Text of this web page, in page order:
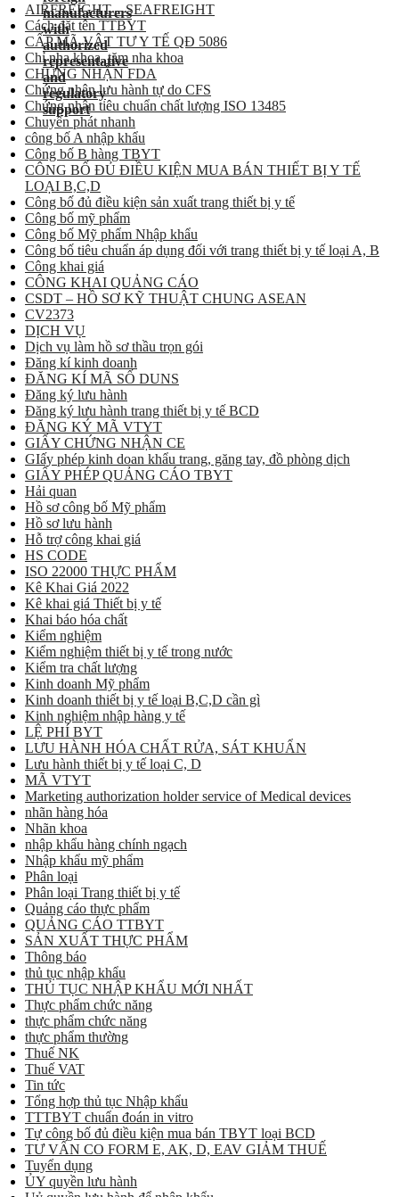
AIRFREIGHT – SEAFREIGHT
Cách đặt tên TTBYT
CẤP MÃ VẬT TƯ Y TẾ QĐ 5086
Chỉ nha khoa, tăm nha khoa
CHỨNG NHẬN FDA
Chứng nhận lưu hành tự do CFS
Chứng nhận tiêu chuẩn chất lượng ISO 13485
Chuyển phát nhanh
công bố A nhập khẩu
Công bố B hàng TBYT
CÔNG BỐ ĐỦ ĐIỀU KIỆN MUA BÁN THIẾT BỊ Y TẾ
LOẠI B,C,D
Công bố đủ điều kiện sản xuất trang thiết bị y tế
Công bố mỹ phẩm
Công bố Mỹ phẩm Nhập khẩu
Công bố tiêu chuẩn áp dụng đối với trang thiết bị y tế loại A, B
Công khai giá
CÔNG KHAI QUẢNG CÁO
CSDT – HỒ SƠ KỸ THUẬT CHUNG ASEAN
CV2373
DỊCH VỤ
Dịch vụ làm hồ sơ thầu trọn gói
Đăng kí kinh doanh
ĐĂNG KÍ MÃ SỐ DUNS
Đăng ký lưu hành
Đăng ký lưu hành trang thiết bị y tế BCD
ĐĂNG KÝ MÃ VTYT
GIẤY CHỨNG NHẬN CE
GIấy phép kinh doan khẩu trang, găng tay, đồ phòng dịch
GIẤY PHÉP QUẢNG CÁO TBYT
Hải quan
Hồ sơ công bố Mỹ phẩm
Hồ sơ lưu hành
Hỗ trợ công khai giá
HS CODE
ISO 22000 THỰC PHẨM
Kê Khai Giá 2022
Kê khai giá Thiết bị y tế
Khai báo hóa chất
Kiểm nghiệm
Kiểm nghiệm thiết bị y tế trong nước
Kiểm tra chất lượng
Kinh doanh Mỹ phẩm
Kinh doanh thiết bị y tế loại B,C,D cần gì
Kinh nghiệm nhập hàng y tế
LỆ PHÍ BYT
LƯU HÀNH HÓA CHẤT RỬA, SÁT KHUẨN
Lưu hành thiết bị y tế loại C, D
MÃ VTYT
Marketing authorization holder service of Medical devices
nhãn hàng hóa
Nhãn khoa
nhập khẩu hàng chính ngạch
Nhập khẩu mỹ phẩm
Phân loại
Phân loại Trang thiết bị y tế
Quảng cáo thực phẩm
QUẢNG CÁO TTBYT
SẢN XUẤT THỰC PHẨM
Thông báo
thủ tục nhập khẩu
THỦ TỤC NHẬP KHẨU MỚI NHẤT
Thực phẩm chức năng
thực phẩm chức năng
thực phẩm thường
Thuế NK
Thuế VAT
Tin tức
Tổng hợp thủ tục Nhập khẩu
TTTBYT chuẩn đoán in vitro
Tự công bố đủ điều kiện mua bán TBYT loại BCD
TƯ VẤN CO FORM E, AK, D, EAV GIẢM THUẾ
Tuyển dụng
ỦY quyền lưu hành